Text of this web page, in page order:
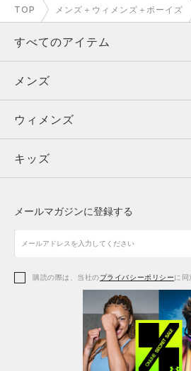
TOP メンズ＋ウィメンズ＋ボーイズ
すべてのアイテム
メンズ
ウィメンズ
キッズ
アクセサリー
メンズ
トップス
ボトムス
アクセサリー
ウィメンズ
トップス
シューズ
アクセサリー
レギンス＆タイツ
キッズ
シューズ
メールマガジンに登録する
購読の際は、当社のプライバシーポリシーに同